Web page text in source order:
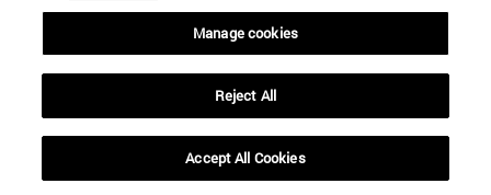
Manage cookies
Reject All
Accept All Cookies